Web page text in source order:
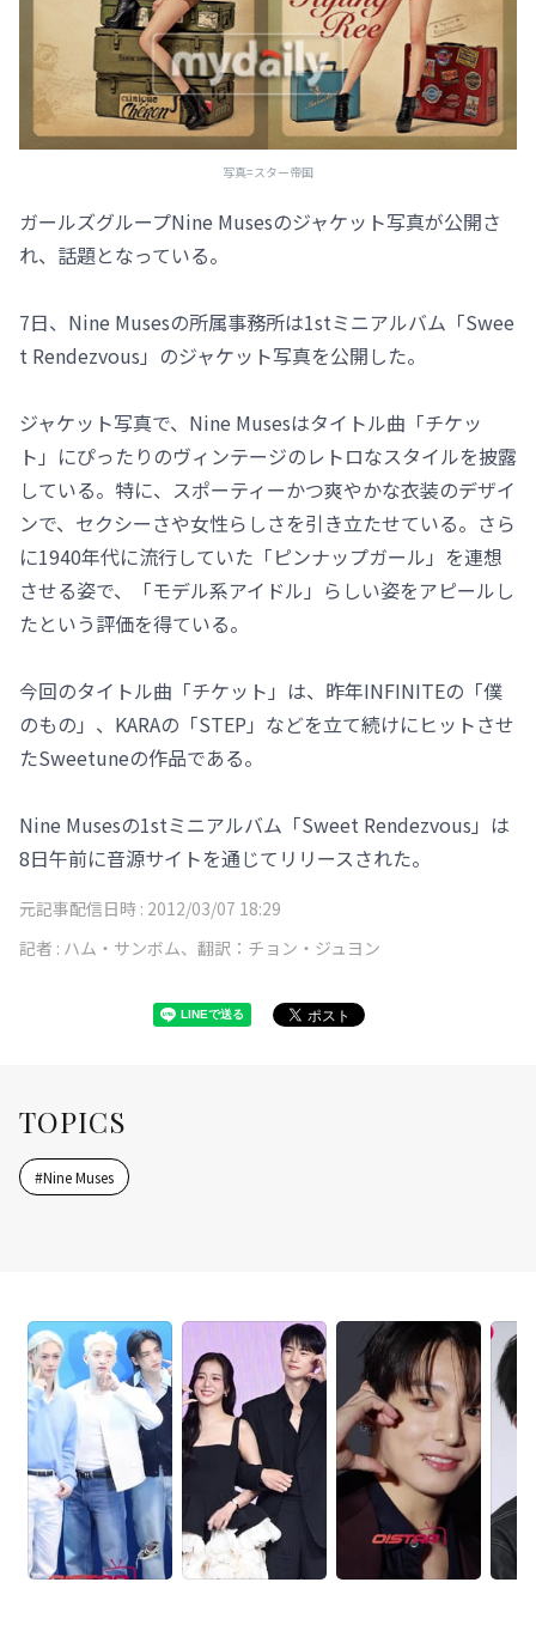
写真=スター帝国
ガールズグループNine Musesのジャケット写真が公開さ
れ、話題となっている。
7日、Nine Musesの所属事務所は1stミニアルバム「Swee
t Rendezvous」のジャケット写真を公開した。
ジャケット写真で、Nine Musesはタイトル曲「チケッ
ト」にぴったりのヴィンテージのレトロなスタイルを披露
している。特に、スポーティーかつ爽やかな衣装のデザイ
ンで、セクシーさや女性らしさを引き立たせている。さら
に1940年代に流行していた「ピンナップガール」を連想
させる姿で、「モデル系アイドル」らしい姿をアピールし
たという評価を得ている。
今回のタイトル曲「チケット」は、昨年INFINITEの「僕
のもの」、KARAの「STEP」などを立て続けにヒットさせ
たSweetuneの作品である。
Nine Musesの1stミニアルバム「Sweet Rendezvous」は
8日午前に音源サイトを通じてリリースされた。
元記事配信日時 : 2012/03/07 18:29
記者 : ハム・サンボム、翻訳：チョン・ジュヨン
TOPICS
#Nine Muses